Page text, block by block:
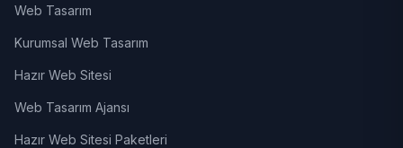
Web Tasarım
Kurumsal Web Tasarım
Hazır Web Sitesi
Web Tasarım Ajansı
Hazır Web Sitesi Paketleri